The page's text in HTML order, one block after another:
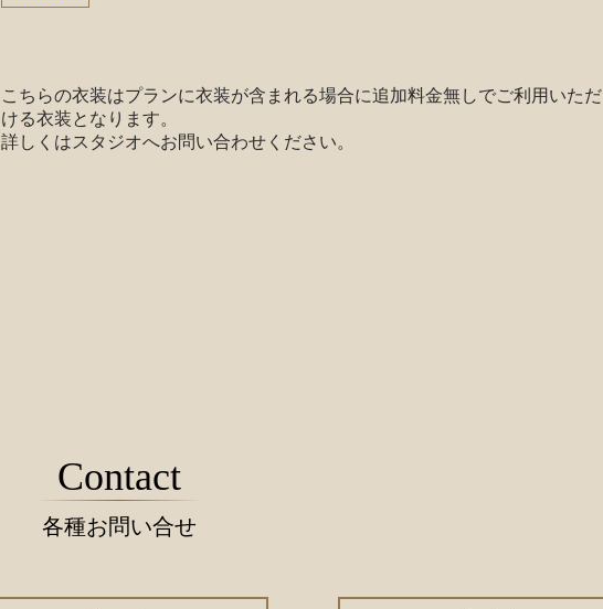
こちらの衣装はプランに衣装が含まれる場合に追加料金無しでご利用いただ
ける衣装となります。
詳しくはスタジオへお問い合わせください。
Contact
各種お問い合せ